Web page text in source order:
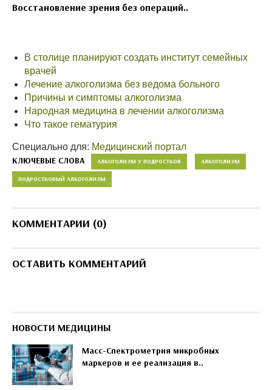
Восстановление зрения без операций..
В столице планируют создать институт семейных
врачей
Лечение алкоголизма без ведома больного
Причины и симптомы алкоголизма
Народная медицина в лечении алкоголизма
Что такое гематурия
Специально для: Медицинский портал
КЛЮЧЕВЫЕ СЛОВА АЛКОГОЛИЗМ У ПОДРОСТКОВ АЛКОГОЛИЗМ
ПОДРОСТКОВЫЙ АЛКОГОЛИЗМ
КОММЕНТАРИИ (0)
ОСТАВИТЬ КОММЕНТАРИЙ
НОВОСТИ МЕДИЦИНЫ
Масс-Спектрометрия микробных
маркеров и ее реализация в..